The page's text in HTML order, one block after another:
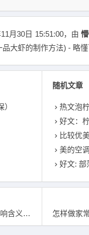
月30日 15:51:00，由
大虾的制作方法) - 略
随机文章
热文泡
好文：
比较优
美的空
好文: 部
什么)
怎样做家